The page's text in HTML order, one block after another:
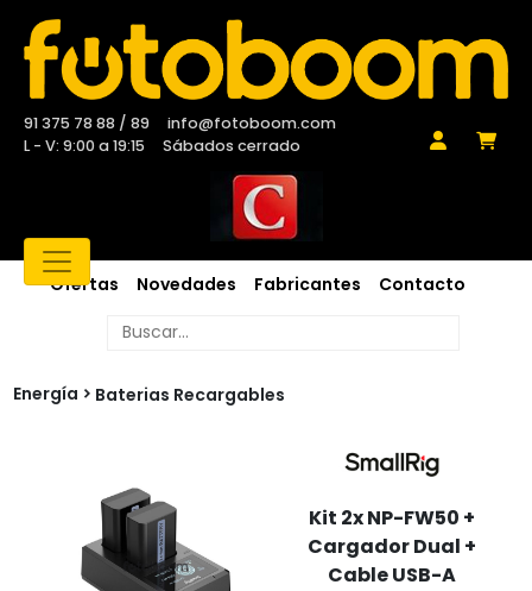
91 375 78 88 / 89
info@fotoboom.com
L - V: 9:00 a 19:15
Sábados cerrado
Ofertas Novedades Fabricantes Contacto
Energía Baterias Recargables
Kit 2x NP-FW50 +
Cargador Dual +
Cable USB-A